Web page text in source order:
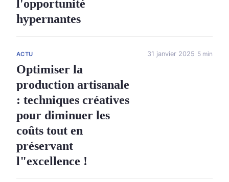
l'opportunité
hypernantes
ACTU
Optimiser la
production artisanale
: techniques créatives
pour diminuer les
coûts tout en
préservant
l"excellence !
31 janvier 2025 5 min